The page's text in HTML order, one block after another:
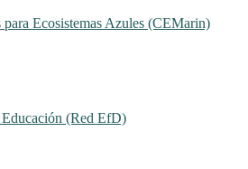
Ecosistemas Azules (CEMarin)
(Red EfD)